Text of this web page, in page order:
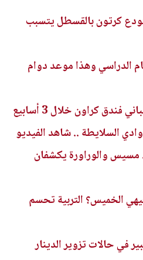
كرتون بالقسطل يتسبب
الدراسي وهذا موعد دوام
كراون خلال 3 أسابيع
السلايطة .. شاهد الفيديو
مسيس والوراورة يكشفان
الخميس؟ التربية تحسم
في حالات تزوير الدينار